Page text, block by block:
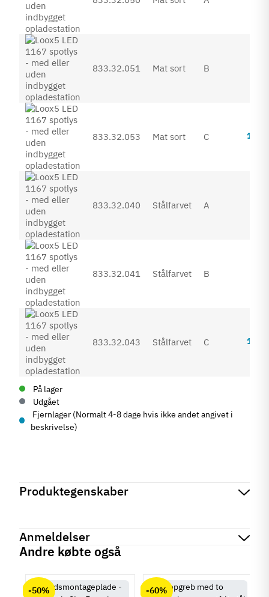
833.32.051 Mat sort B
833.32.053 Mat sort C
833.32.040 Stålfarvet A
833.32.041 Stålfarvet B
833.32.043 Stålfarvet C
På lager
Udgået
Fjernlager (Normalt 4-8 dage hvis ikke andet angivet i
beskrivelse)
Produktegenskaber
Produktinformation
Lysstyrke - Lumen (lm)
300-399 lm
400-499 lm
Anmeldelser
Andre købte også
-50% -60%